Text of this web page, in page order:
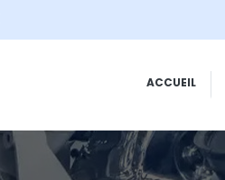
ACCUEIL